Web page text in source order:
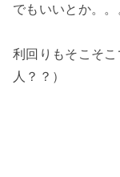
でもいいとか。。
利回りもそこそ
人？？）